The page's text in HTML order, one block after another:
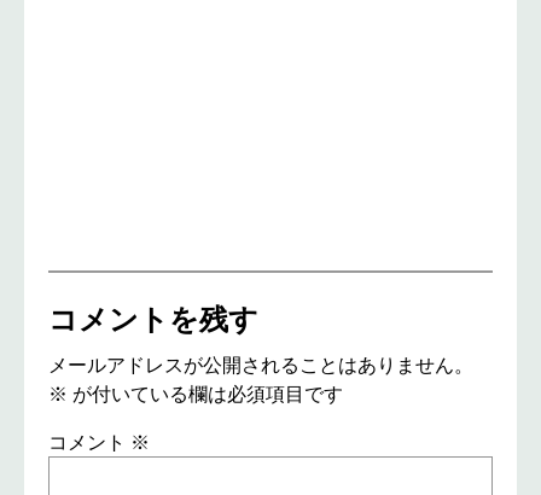
コメントを残す
メールアドレスが公開されることはありません。
※ が付いている欄は必須項目です
コメント ※